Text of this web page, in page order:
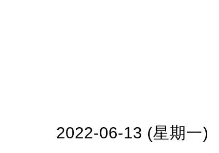
2022-06-13 (星期一)